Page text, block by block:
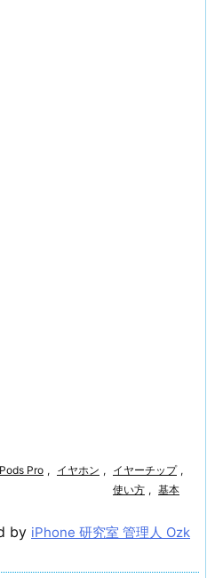
Pro , イヤホン , イヤーチップ ,
使い方 , 基本
by iPhone 研究室 管理人 Ozk